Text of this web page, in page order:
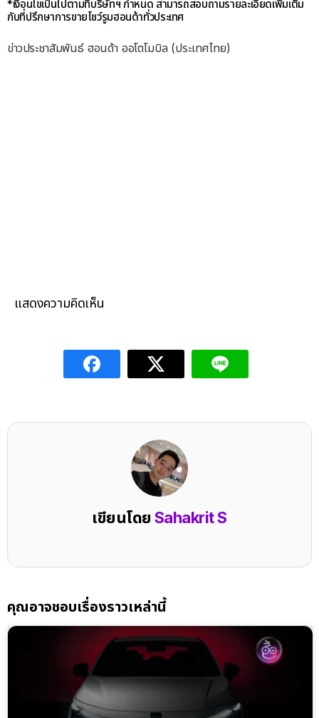
*เงื่อนไขเป็นไปตามที่บริษัทฯ กำหนด สามารถสอบถามรายละเอียดเพิ่มเติม
กับที่ปรึกษาการขายโชว์รูมฮอนด้าทั่วประเทศ
ข่าวประชาสัมพันธ์ ฮอนด้า ออโตโมบิล (ประเทศไทย)
แสดงความคิดเห็น
เขียนโดยSahakrit S
คุณอาจชอบเรื่องราวเหล่านี้